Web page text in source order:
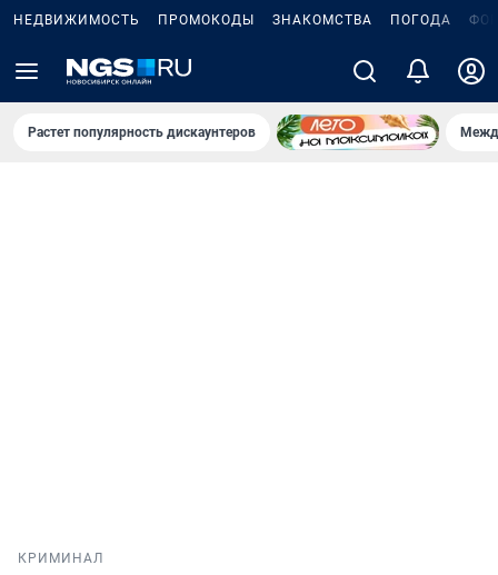
НЕДВИЖИМОСТЬ ПРОМОКОДЫ ЗНАКОМСТВА ПОГОДА
Растет популярность дискаунтеров
КРИМИНАЛ